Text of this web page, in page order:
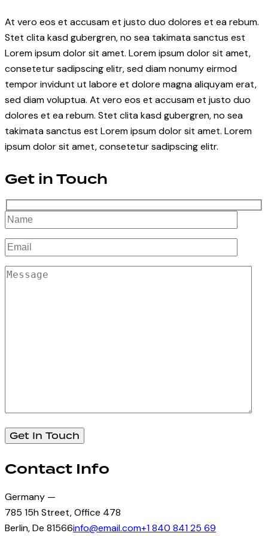
At vero eos et accusam et justo duo dolores et ea rebum.
Stet clita kasd gubergren, no sea takimata sanctus est
Lorem ipsum dolor sit amet. Lorem ipsum dolor sit amet,
consetetur sadipscing elitr, sed diam nonumy eirmod
tempor invidunt ut labore et dolore magna aliquyam erat,
sed diam voluptua. At vero eos et accusam et justo duo
dolores et ea rebum. Stet clita kasd gubergren, no sea
takimata sanctus est Lorem ipsum dolor sit amet. Lorem
ipsum dolor sit amet, consetetur sadipscing elitr.
Get in Touch
Contact Info
Germany —
785 15h Street, Office 478
Berlin, De 81566info@email.com+1 840 841 25 69